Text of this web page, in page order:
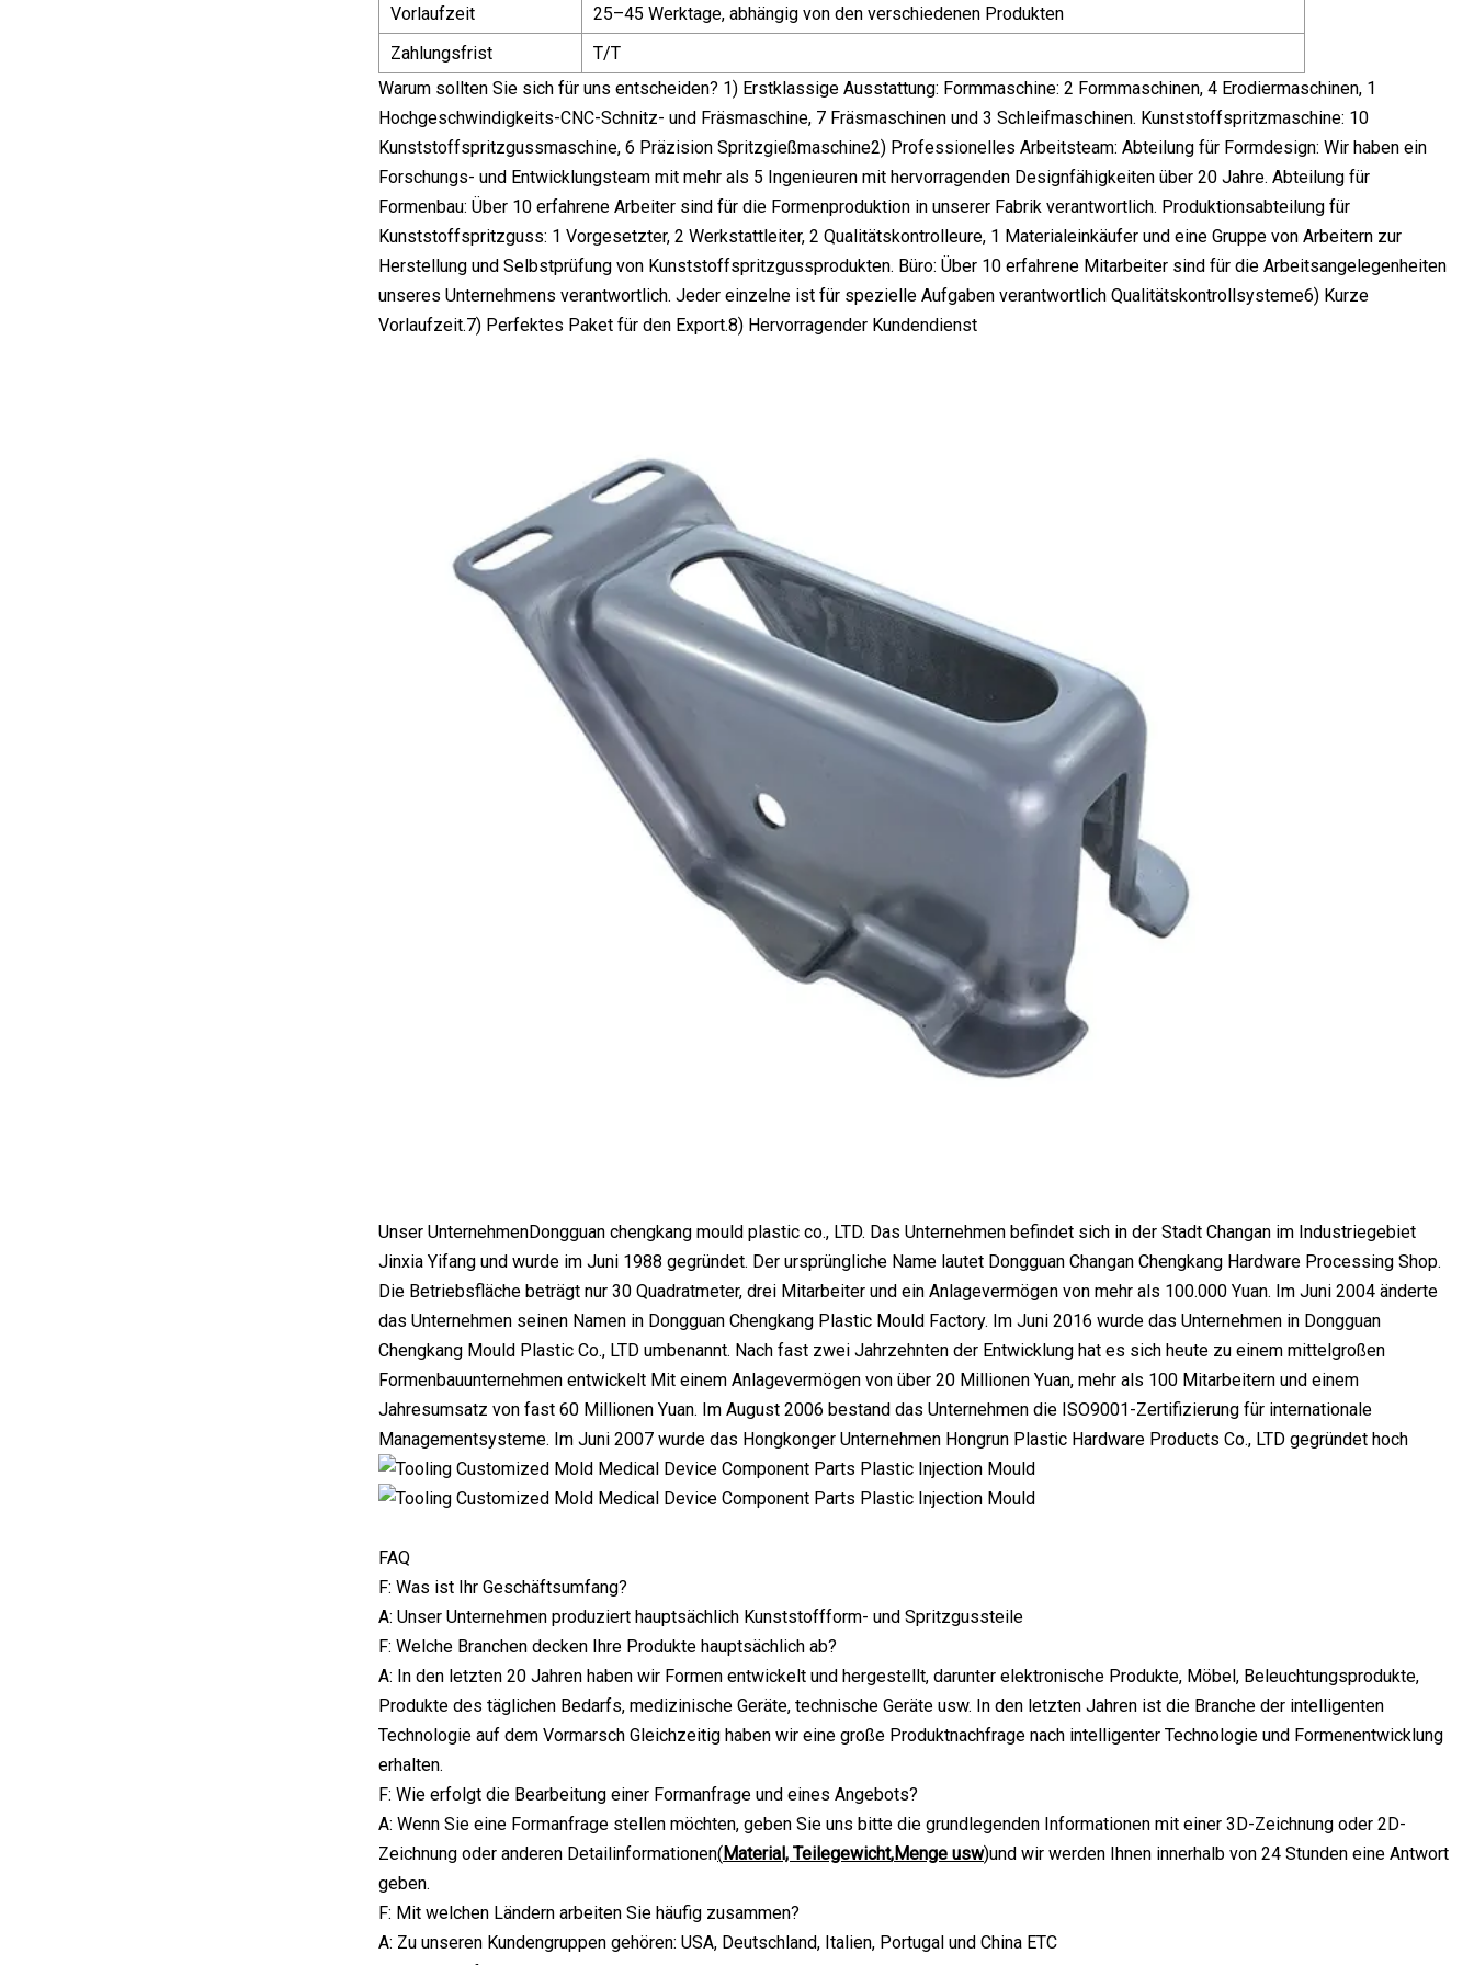
Vorlaufzeit
25–45 Werktage, abhängig von den verschiedenen Produkten
Zahlungsfrist
T/T
Warum sollten Sie sich für uns entscheiden? 1) Erstklassige Ausstattung: Formmaschine: 2 Formmaschinen, 4 Erodiermaschinen, 1
Hochgeschwindigkeits-CNC-Schnitz- und Fräsmaschine, 7 Fräsmaschinen und 3 Schleifmaschinen. Kunststoffspritzmaschine: 10
Kunststoffspritzgussmaschine, 6 Präzision Spritzgießmaschine2) Professionelles Arbeitsteam: Abteilung für Formdesign: Wir haben ein
Forschungs- und Entwicklungsteam mit mehr als 5 Ingenieuren mit hervorragenden Designfähigkeiten über 20 Jahre. Abteilung für
Formenbau: Über 10 erfahrene Arbeiter sind für die Formenproduktion in unserer Fabrik verantwortlich. Produktionsabteilung für
Kunststoffspritzguss: 1 Vorgesetzter, 2 Werkstattleiter, 2 Qualitätskontrolleure, 1 Materialeinkäufer und eine Gruppe von Arbeitern zur
Herstellung und Selbstprüfung von Kunststoffspritzgussprodukten. Büro: Über 10 erfahrene Mitarbeiter sind für die Arbeitsangelegenheiten
unseres Unternehmens verantwortlich. Jeder einzelne ist für spezielle Aufgaben verantwortlich Qualitätskontrollsysteme6) Kurze
Vorlaufzeit.7) Perfektes Paket für den Export.8) Hervorragender Kundendienst
Unser UnternehmenDongguan chengkang mould plastic co., LTD. Das Unternehmen befindet sich in der Stadt Changan im Industriegebiet
Jinxia Yifang und wurde im Juni 1988 gegründet. Der ursprüngliche Name lautet Dongguan Changan Chengkang Hardware Processing Shop.
Die Betriebsfläche beträgt nur 30 Quadratmeter, drei Mitarbeiter und ein Anlagevermögen von mehr als 100.000 Yuan. Im Juni 2004 änderte
das Unternehmen seinen Namen in Dongguan Chengkang Plastic Mould Factory. Im Juni 2016 wurde das Unternehmen in Dongguan
Chengkang Mould Plastic Co., LTD umbenannt. Nach fast zwei Jahrzehnten der Entwicklung hat es sich heute zu einem mittelgroßen
Formenbauunternehmen entwickelt Mit einem Anlagevermögen von über 20 Millionen Yuan, mehr als 100 Mitarbeitern und einem
Jahresumsatz von fast 60 Millionen Yuan. Im August 2006 bestand das Unternehmen die ISO9001-Zertifizierung für internationale
Managementsysteme. Im Juni 2007 wurde das Hongkonger Unternehmen Hongrun Plastic Hardware Products Co., LTD gegründet hoch
FAQ
F: Was ist Ihr Geschäftsumfang?
A: Unser Unternehmen produziert hauptsächlich Kunststoffform- und Spritzgussteile
F: Welche Branchen decken Ihre Produkte hauptsächlich ab?
A: In den letzten 20 Jahren haben wir Formen entwickelt und hergestellt, darunter elektronische Produkte, Möbel, Beleuchtungsprodukte,
Produkte des täglichen Bedarfs, medizinische Geräte, technische Geräte usw. In den letzten Jahren ist die Branche der intelligenten
Technologie auf dem Vormarsch Gleichzeitig haben wir eine große Produktnachfrage nach intelligenter Technologie und Formenentwicklung
erhalten.
F: Wie erfolgt die Bearbeitung einer Formanfrage und eines Angebots?
A: Wenn Sie eine Formanfrage stellen möchten, geben Sie uns bitte die grundlegenden Informationen mit einer 3D-Zeichnung oder 2D-
Zeichnung oder anderen Detailinformationen(Material, Teilegewicht,Menge usw)und wir werden Ihnen innerhalb von 24 Stunden eine Antwort
geben.
F: Mit welchen Ländern arbeiten Sie häufig zusammen?
A: Zu unseren Kundengruppen gehören: USA, Deutschland, Italien, Portugal und China ETC